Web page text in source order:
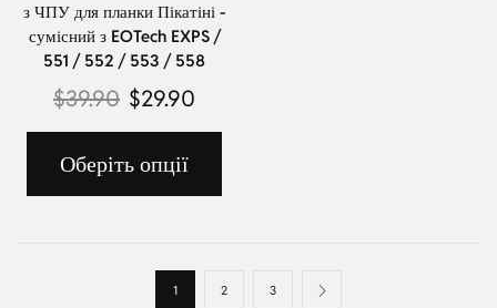
з ЧПУ для планки Пікатіні -
сумісний з EOTech EXPS /
551 / 552 / 553 / 558
$39.90 $29.90
Оберіть опції
1 2 3